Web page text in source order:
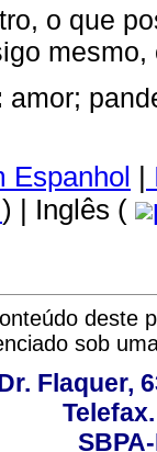
o que
amor;
Espanhol |
) | Inglês (
deste
sob
Flaquer,